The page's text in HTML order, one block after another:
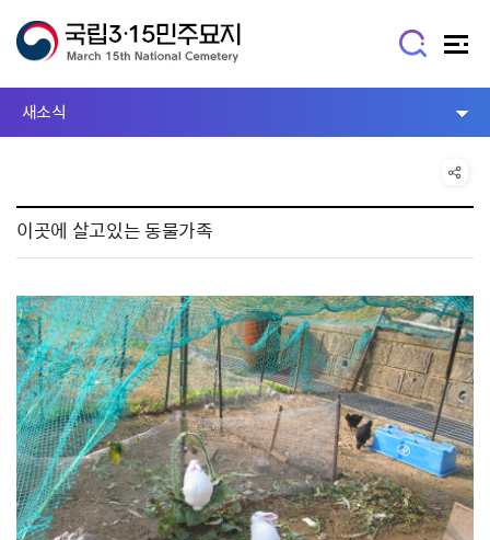
새소식
이곳에 살고있는 동물가족